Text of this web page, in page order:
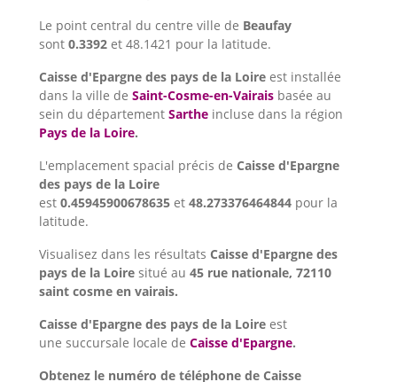
Le point central du centre ville de Beaufay
sont 0.3392 et 48.1421 pour la latitude.
Caisse d'Epargne des pays de la Loire est installée
dans la ville de Saint-Cosme-en-Vairais basée au
sein du département Sarthe incluse dans la région
Pays de la Loire.
L'emplacement spacial précis de Caisse d'Epargne
des pays de la Loire
est 0.45945900678635 et 48.273376464844 pour la
latitude.
Visualisez dans les résultats Caisse d'Epargne des
pays de la Loire situé au 45 rue nationale, 72110
saint cosme en vairais.
Caisse d'Epargne des pays de la Loire est
une succursale locale de Caisse d'Epargne.
Obtenez le numéro de téléphone de Caisse